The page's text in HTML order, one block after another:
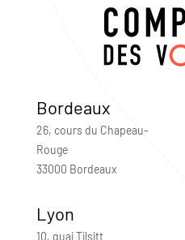
Bordeaux
26, cours du Chapeau-
Rouge
33000 Bordeaux
Lyon
10, quai Tilsitt